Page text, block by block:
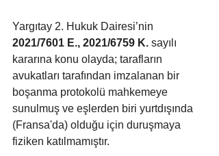
Yargıtay 2. Hukuk Dairesi’nin
2021/7601 E., 2021/6759 K. sayılı
kararına konu olayda; tarafların
avukatları tarafından imzalanan bir
boşanma protokolü mahkemeye
sunulmuş ve eşlerden biri yurtdışında
(Fransa'da) olduğu için duruşmaya
fiziken katılmamıştır.